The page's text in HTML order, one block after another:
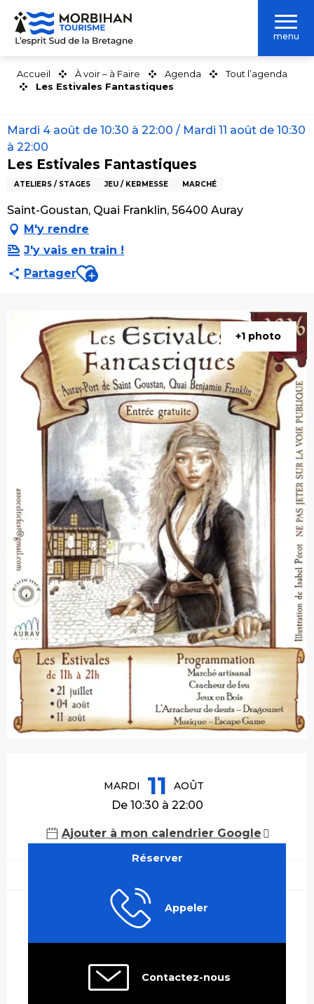
Aller
contenu
menu
Accueil À voir – à Faire Agenda
Tout l’agenda
Les Estivales Fantastiques
Mardi 4 août de 10:30 à 22:00 / Mardi 11 août de 10:30
à 22:00
Les Estivales Fantastiques
ATELIERS / STAGES JEU / KERMESSE MARCHÉ
Saint-Goustan, Quai Franklin, 56400 Auray
M'y rendre
J'y vais en train !
PartagerAjouter aux favoris
+1 photo
MARDI 11 AOÛT
De 10:30 à 22:00
Ajouter à mon calendrier Google
Réserver
Appeler
Contactez-nous